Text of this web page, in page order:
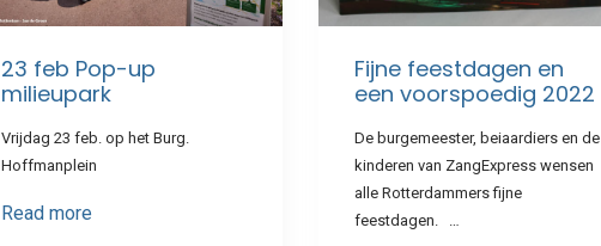
23 feb Pop-up
milieupark
Vrijdag 23 feb. op het Burg.
Hoffmanplein
Read more
Fijne feestdagen en
een voorspoedig 2022
De burgemeester, beiaardiers en de
kinderen van ZangExpress wensen
alle Rotterdammers fijne
feestdagen. …